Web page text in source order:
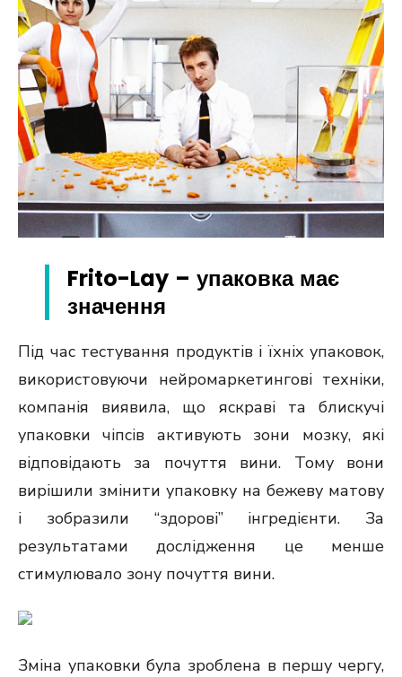
Frito-Lay – упаковка має
значення
Під час тестування продуктів і їхніх упаковок,
використовуючи нейромаркетингові техніки,
компанія виявила, що яскраві та блискучі
упаковки чіпсів активують зони мозку, які
відповідають за почуття вини. Тому вони
вирішили змінити упаковку на бежеву матову
і зобразили “здорові” інгредієнти. За
результатами дослідження це менше
стимулювало зону почуття вини.
Зміна упаковки була зроблена в першу чергу,